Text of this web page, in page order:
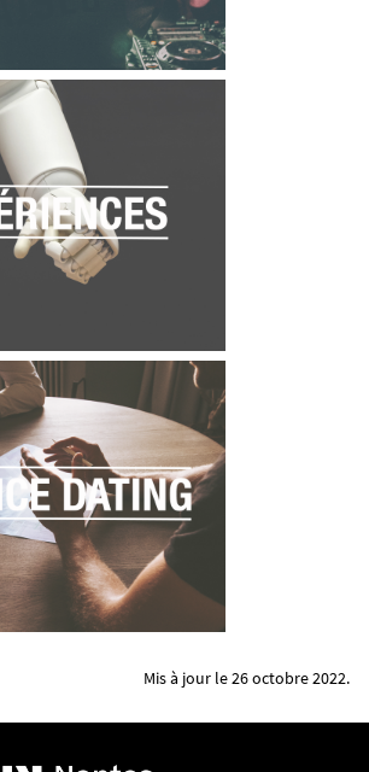
Mis à jour le 26 octobre 2022.